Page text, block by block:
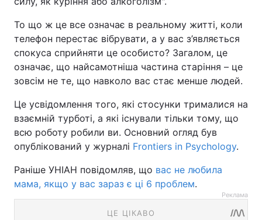
То що ж це все означає в реальному житті, коли
телефон перестає вібрувати, а у вас з’являється
спокуса сприйняти це особисто? Загалом, це
означає, що найсамотніша частина старіння – це
зовсім не те, що навколо вас стає менше людей.
Це усвідомлення того, які стосунки трималися на
взаємній турботі, а які існували тільки тому, що
всю роботу робили ви. Основний огляд був
опублікований у журналі Frontiers in Psychology.
Раніше УНІАН повідомляв, що вас не любила
мама, якщо у вас зараз є ці 6 проблем.
Реклама